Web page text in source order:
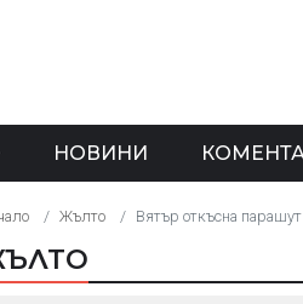
НОВИНИ
Жълто Вятър откъсна